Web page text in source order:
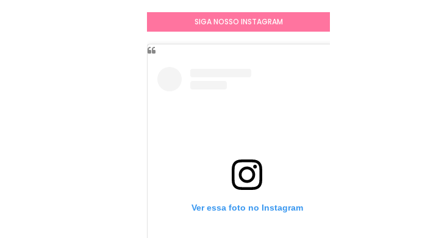
SIGA NOSSO INSTAGRAM
Ver essa foto no Instagram